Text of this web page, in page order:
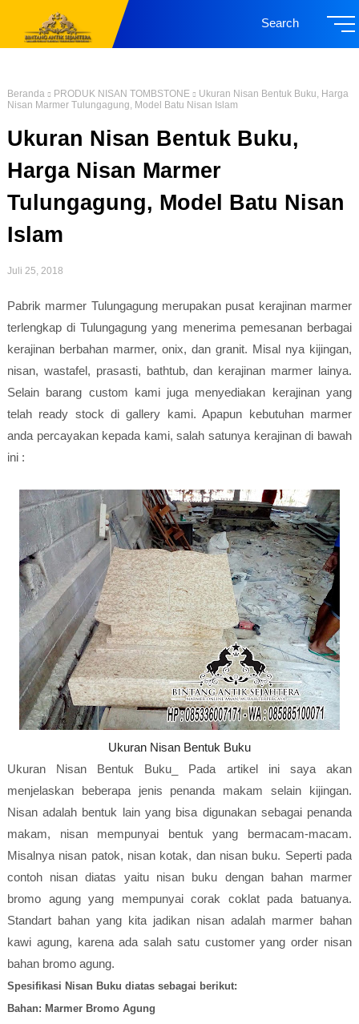
Search
Beranda PRODUK NISAN TOMBSTONE
Ukuran Nisan Bentuk Buku, Harga
Nisan Marmer Tulungagung, Model Batu Nisan Islam
Ukuran Nisan Bentuk Buku,
Harga Nisan Marmer
Tulungagung, Model Batu Nisan
Islam
Juli 25, 2018
Pabrik marmer Tulungagung merupakan pusat kerajinan marmer
terlengkap di Tulungagung yang menerima pemesanan berbagai
kerajinan berbahan marmer, onix, dan granit. Misal nya kijingan,
nisan, wastafel, prasasti, bathtub, dan kerajinan marmer lainya.
Selain barang custom kami juga menyediakan kerajinan yang
telah ready stock di gallery kami. Apapun kebutuhan marmer
anda percayakan kepada kami, salah satunya kerajinan di bawah
ini :
Ukuran Nisan Bentuk Buku
Ukuran Nisan Bentuk Buku_ Pada artikel ini saya akan
menjelaskan beberapa jenis penanda makam selain kijingan.
Nisan adalah bentuk lain yang bisa digunakan sebagai penanda
makam, nisan mempunyai bentuk yang bermacam-macam.
Misalnya nisan patok, nisan kotak, dan nisan buku. Seperti pada
contoh nisan diatas yaitu nisan buku dengan bahan marmer
bromo agung yang mempunyai corak coklat pada batuanya.
Standart bahan yang kita jadikan nisan adalah marmer bahan
kawi agung, karena ada salah satu customer yang order nisan
bahan bromo agung.
Spesifikasi Nisan Buku diatas sebagai berikut:
Bahan: Marmer Bromo Agung